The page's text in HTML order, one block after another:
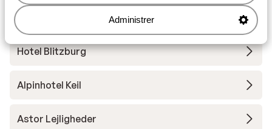
Administrer
Hotel Blitzburg
Alpinhotel Keil
Astor Lejligheder